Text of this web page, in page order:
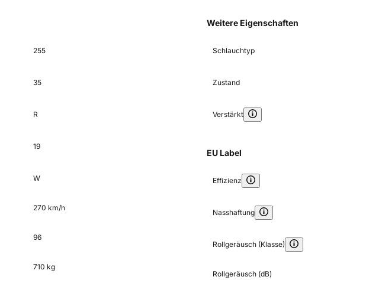
255
35
R
19
W
270 km/h
96
710 kg
Weitere Eigenschaften
Schlauchtyp
Zustand
Verstärkt
EU Label
Effizienz
Nasshaftung
Rollgeräusch (Klasse)
Rollgeräusch (dB)